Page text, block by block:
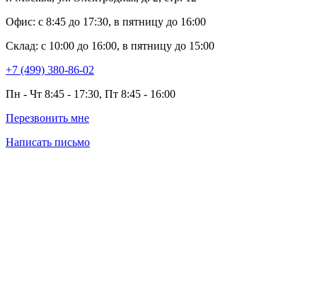
Офис: с 8:45 до 17:30, в пятницу до 16:00
Склад: с 10:00 до 16:00, в пятницу до 15:00
+7 (499) 380-86-02
Пн - Чт 8:45 - 17:30, Пт 8:45 - 16:00
Перезвонить мне
Написать письмо